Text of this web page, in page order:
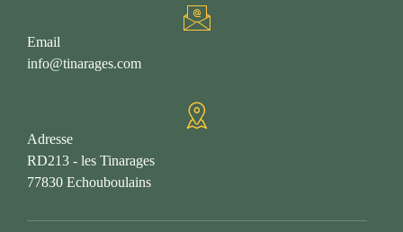
Email
info@tinarages.com
Adresse
RD213 - les Tinarages
77830 Echouboulains